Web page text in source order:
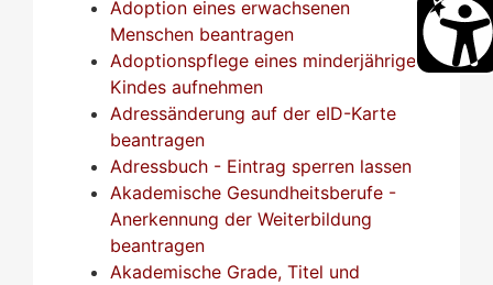
Adoption eines erwachsenen
Menschen beantragen
Adoptionspflege eines minderjährigen
Kindes aufnehmen
Adressänderung auf der eID-Karte
beantragen
Adressbuch - Eintrag sperren lassen
Akademische Gesundheitsberufe -
Anerkennung der Weiterbildung
beantragen
Akademische Grade, Titel und